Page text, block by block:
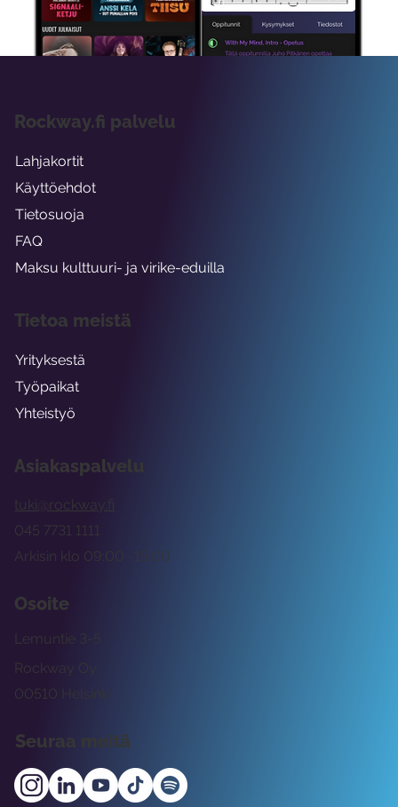
viikon ajaksi.
Asiakaspalvelu
tuki@rockway.fi
Arkisin klo 09:00 -15:00
045 7731 1111
Osoite
Rockway Oy
Lemuntie 3-5
00510 Helsinki
Seuraa meitä
Rockway.fi palvelu
Lahjakortit
Käyttöehdot
Tietosuoja
FAQ
Maksu kulttuuri- ja virike-eduilla
Tietoa meistä
Yrityksestä
Työpaikat
Yhteistyö